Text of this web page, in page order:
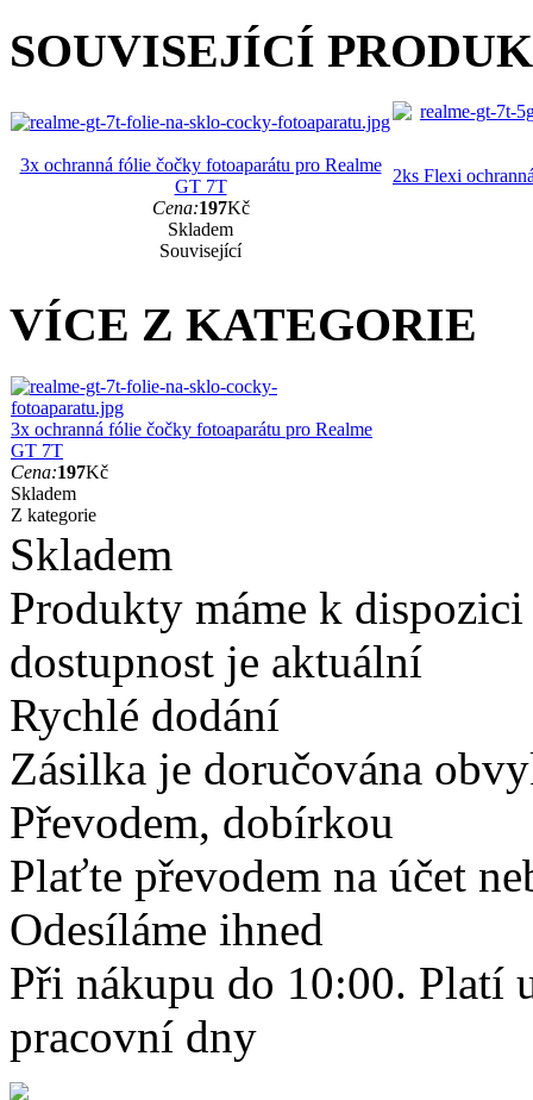
SOUVISEJÍCÍ
3x ochranná fólie čočky fotoaparátu pro Realme
GT 7T
Cena:197Kč
Skladem
Související
2ks Flexi
VÍCE Z KATEGORIE
3x ochranná fólie čočky fotoaparátu pro Realme
GT 7T
Cena:197Kč
Skladem
Z kategorie
Skladem
Produkty máme k
dostupnost je aktuální
Rychlé dodání
Zásilka je doručována
Převodem, dobírkou
Plaťte převodem na účet
Odesíláme ihned
Při nákupu do 10:00. Platí
pracovní dny